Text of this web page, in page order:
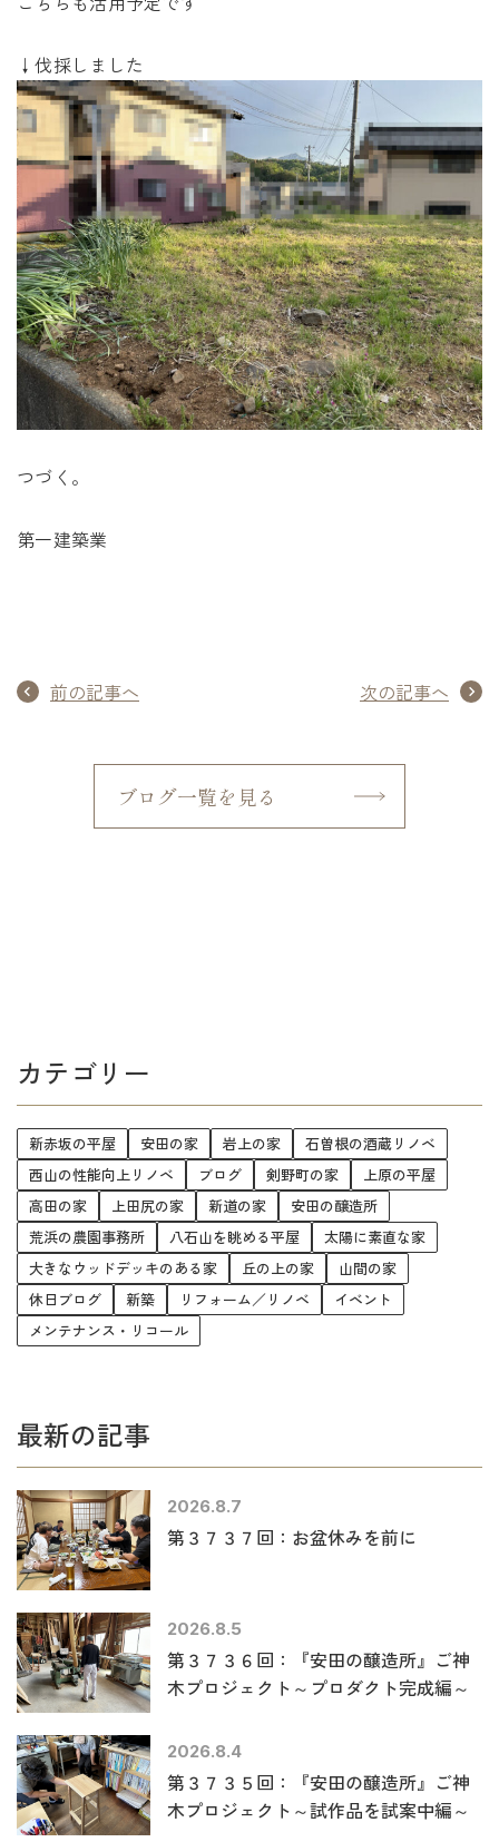
↓伐採しました
つづく。
第一建築業
前の記事へ 次の記事へ
ブログ一覧を見る
カテゴリー
新赤坂の平屋 安田の家 岩上の家
石曽根の酒蔵リノベ
西山の性能向上リノベ
ブログ 剣野町の家
上原の平屋
高田の家
上田尻の家 新道の家
安田の醸造所
荒浜の農園事務所
八石山を眺める平屋
太陽に素直な家
大きなウッドデッキのある家
丘の上の家
山間の家
休日ブログ
新築 リフォーム／リノベ
イベント
メンテナンス・リコール
最新の記事
2026.8.7
第３７３７回：お盆休みを前に
2026.8.5
第３７３６回：『安田の醸造所』ご神
木プロジェクト～プロダクト完成編～
2026.8.4
第３７３５回：『安田の醸造所』ご神
木プロジェクト～試作品を試案中編～